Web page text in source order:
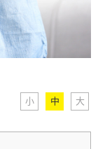
小 中 大